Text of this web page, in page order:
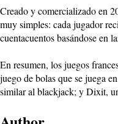
Creado y comercializado en
muy simples: cada jugador
cuentacuentos basándose en
En resumen, los juegos
juego de bolas que se juega
similar al blackjack; y Dixit,